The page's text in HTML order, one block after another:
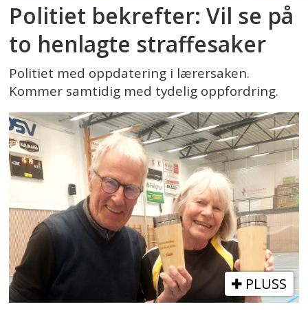
Politiet bekrefter: Vil se på
to henlagte straffesaker
Politiet med oppdatering i lærersaken.
Kommer samtidig med tydelig oppfordring.
PLUSS